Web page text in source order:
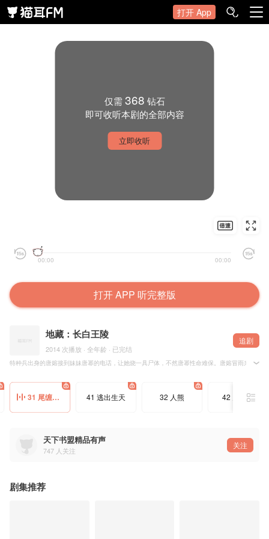
打开 App
仅需368 钻石
即可收听本剧的全部内容
立即收听
00:00 00:00
打开 APP 听完整版
地藏：长白王陵
2014 次播放 · 全年龄 · 已完结
追剧
特种兵出身的唐嫆接到妹妹唐幂的电话，让她烧一具尸体，不然唐幂性命难保。唐嫆冒雨来到
以罗驼子为首，一路暗中跟踪的文物盗贩团伙强抢郎戒，逼迫搜寻队与玛雅人为他们办事，终
晚年的攸侯喜想念故土丰满水草，归心似箭，却不料走到长白山时发病而亡，带的一队玛雅人
31 尾缠人俑 41 逃出生天 32 人熊 42 鬼打墙
天下书盟精品有声
747 人关注
关注
剧集推荐